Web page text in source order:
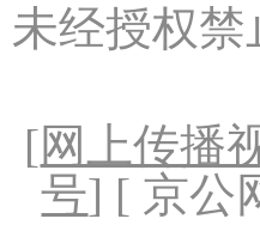
未经授权
[网上传播
号] [ 京公